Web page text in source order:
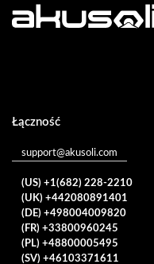
Łączność
support@akusoli.com
(US) +1(682) 228-2210
(UK) +442080891401
(DE) +498004009820
(FR) +33800960245
(PL) +48800005495
(SV) +46103371611